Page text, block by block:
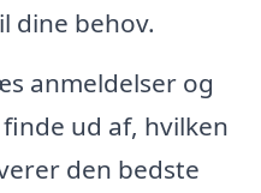
dine behov.
anmeldelser og
ud af, hvilken
den bedste